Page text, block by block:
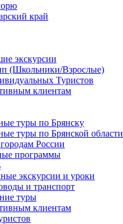
край
экскурсии
(Школьники/Взрослые)
Туристов
клиентам
туры по Брянску
туры по Брянской области
России
программы
экскурсии и уроки
и транспорт
туры
клиентам